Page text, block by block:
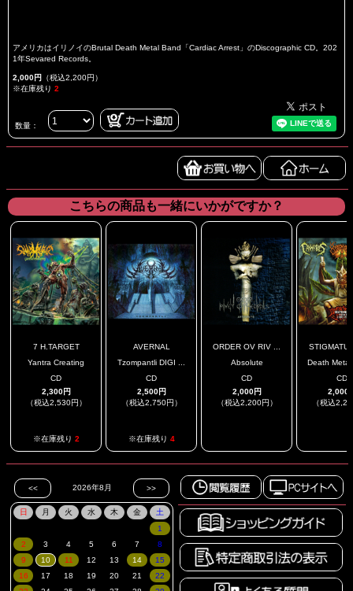
アメリカはイリノイのBrutal Death Metal Band「Cardiac Arrest」のDiscographic CD。202
1年Sevared Records。
2,000円 （税込2,200円）
※在庫残り 2
数量：
こちらの商品も一緒にいかがですか？
7 H.TARGET
Yantra Creating
CD
2,300円
（税込2,530円）
※在庫残り 2
AVERNAL
Tzompantli DIGI ...
CD
2,500円
（税込2,750円）
※在庫残り 4
ORDER OV RIV ...
Absolute
CD
2,000円
（税込2,200円）
Death Metal
CD
2,000
（税込